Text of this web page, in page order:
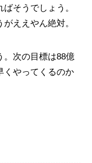
そうでしょう。
ええやん絶対。
。次の目標は88億
くやってくるのか